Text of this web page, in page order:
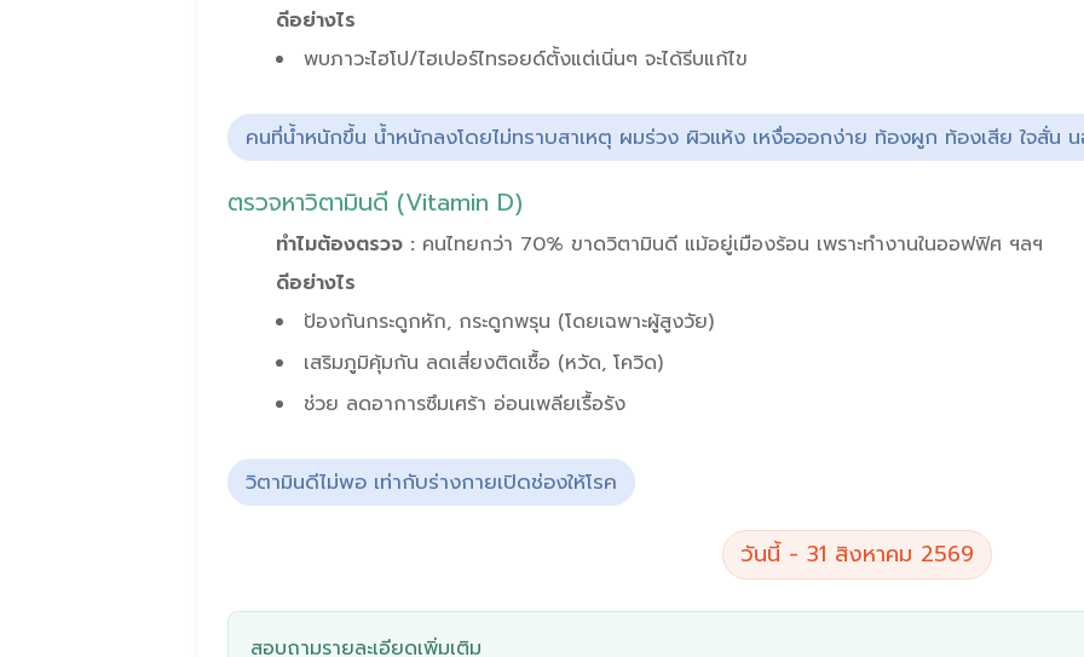
ดีอย่างไร
พบภาวะไฮโป/ไฮเปอร์ไทรอยด์ตั้งแต่เนิ่นๆ จะได้รีบแก้ไข
คนที่น้ำหนักขึ้น น้ำหนักลงโดยไม่ทราบสาเหตุ ผมร่วง ผิวแห้ง เหงื่อออกง่าย ท้องผูก ท้องเสีย ใจสั่น
ตรวจหาวิตามินดี (Vitamin D)
ทำไมต้องตรวจ : คนไทยกว่า 70% ขาดวิตามินดี แม้อยู่เมืองร้อน เพราะทำงานในออฟฟิศ ฯลฯ
ดีอย่างไร
ป้องกันกระดูกหัก, กระดูกพรุน (โดยเฉพาะผู้สูงวัย)
เสริมภูมิคุ้มกัน ลดเสี่ยงติดเชื้อ (หวัด, โควิด)
ช่วย ลดอาการซึมเศร้า อ่อนเพลียเรื้อรัง
วิตามินดีไม่พอ เท่ากับร่างกายเปิดช่องให้โรค
วันนี้ - 31 สิงหาคม 2569
สอบถามรายละเอียดเพิ่มเติม